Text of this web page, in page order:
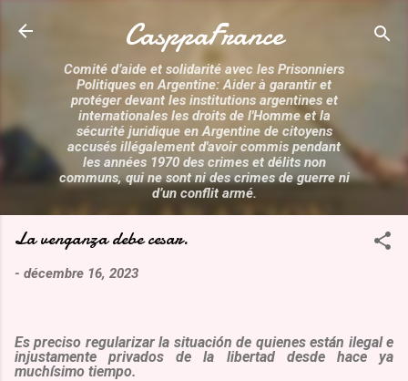
Accéder au contenu principal
CasppaFrance
Comité d’aide et solidarité avec les Prisonniers
Politiques en Argentine: Aider à garantir et
protéger devant les institutions argentines et
internationales les droits de l'Homme et la
sécurité juridique en Argentine de citoyens
accusés illégalement d'avoir commis pendant
les années 1970 des crimes et délits non
communs, qui ne sont ni des crimes de guerre ni
d’un conflit armé.
La venganza debe cesar.
- décembre 16, 2023
Es preciso regularizar la situación de quienes están ilegal e
injustamente privados de la libertad desde hace ya
muchísimo tiempo.